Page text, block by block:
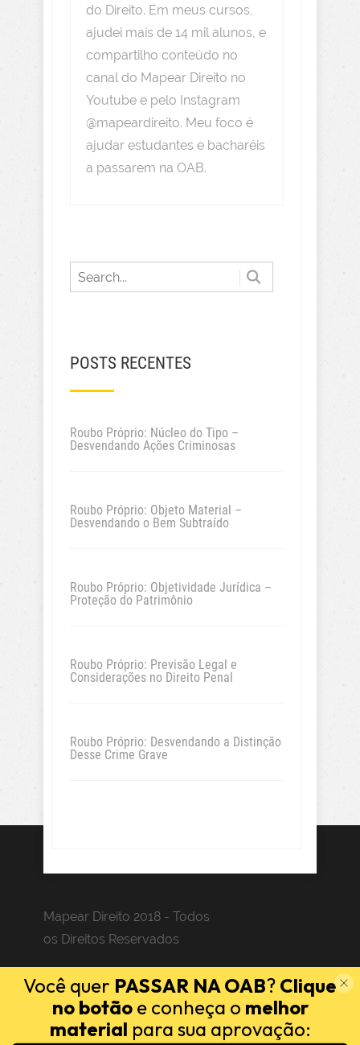
do Direito. Em meus cursos,
ajudei mais de 14 mil alunos, e
compartilho conteúdo no
canal do Mapear Direito no
Youtube e pelo Instagram
@mapeardireito. Meu foco é
ajudar estudantes e bacharéis
a passarem na OAB.
POSTS RECENTES
Roubo Próprio: Núcleo do Tipo –
Desvendando Ações Criminosas
Roubo Próprio: Objeto Material –
Desvendando o Bem Subtraído
Roubo Próprio: Objetividade Jurídica –
Proteção do Patrimônio
Roubo Próprio: Previsão Legal e
Considerações no Direito Penal
Roubo Próprio: Desvendando a Distinção
Desse Crime Grave
Mapear Direito 2018 - Todos
os Direitos Reservados
Você quer PASSAR NA OAB? Clique
no botãoe conheça o melhor
material para sua aprovação: